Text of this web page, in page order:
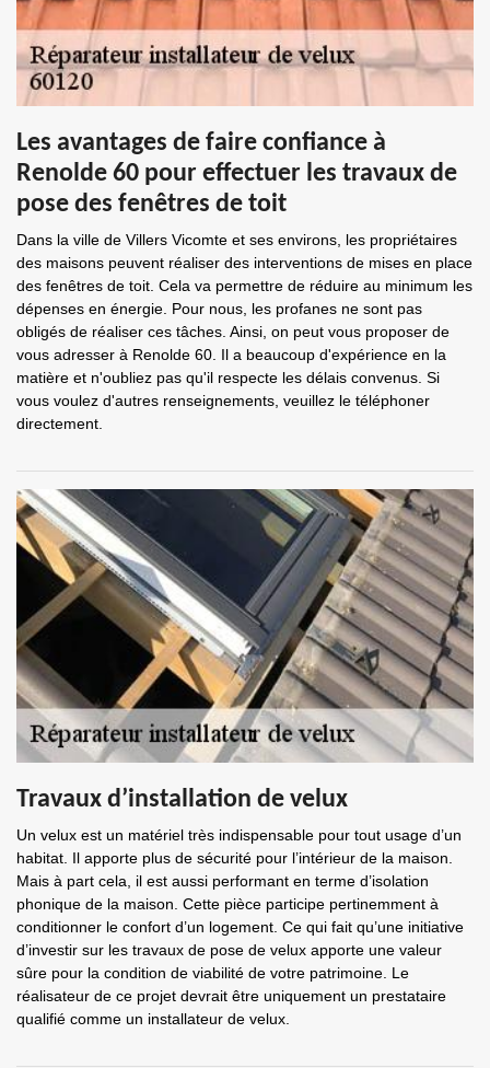
Les avantages de faire confiance à
Renolde 60 pour effectuer les travaux de
pose des fenêtres de toit
Dans la ville de Villers Vicomte et ses environs, les propriétaires
des maisons peuvent réaliser des interventions de mises en place
des fenêtres de toit. Cela va permettre de réduire au minimum les
dépenses en énergie. Pour nous, les profanes ne sont pas
obligés de réaliser ces tâches. Ainsi, on peut vous proposer de
vous adresser à Renolde 60. Il a beaucoup d'expérience en la
matière et n'oubliez pas qu'il respecte les délais convenus. Si
vous voulez d'autres renseignements, veuillez le téléphoner
directement.
Travaux d’installation de velux
Un velux est un matériel très indispensable pour tout usage d’un
habitat. Il apporte plus de sécurité pour l’intérieur de la maison.
Mais à part cela, il est aussi performant en terme d’isolation
phonique de la maison. Cette pièce participe pertinemment à
conditionner le confort d’un logement. Ce qui fait qu’une initiative
d’investir sur les travaux de pose de velux apporte une valeur
sûre pour la condition de viabilité de votre patrimoine. Le
réalisateur de ce projet devrait être uniquement un prestataire
qualifié comme un installateur de velux.